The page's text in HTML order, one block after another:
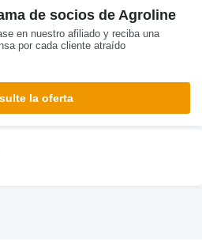
de socios de Agroline
en nuestro afiliado y reciba una
por cada cliente atraído
la oferta